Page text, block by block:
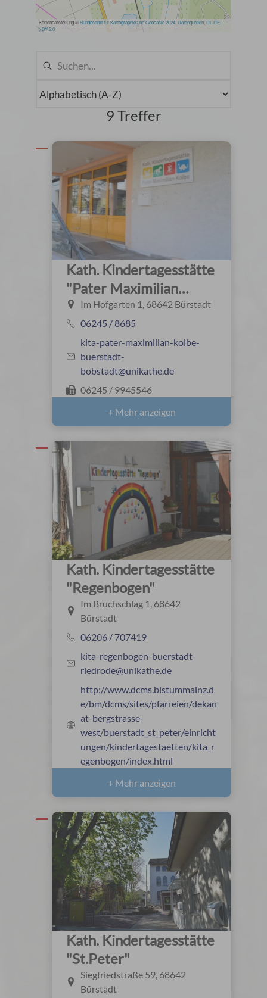
9 Treffer
Kath. Kindertagesstätte
"Pater Maximilian
Kolbe"
Im Hofgarten 1, 68642 Bürstadt
06245 / 8685
kita-pater-maximilian-kolbe-
buerstadt-
bobstadt@unikathe.de
06245 / 9945546
+ Mehr anzeigen
Kath. Kindertagesstätte
"Regenbogen"
Im Bruchschlag 1, 68642
Bürstadt
06206 / 707419
kita-regenbogen-buerstadt-
riedrode@unikathe.de
http://www.dcms.bistummainz.d
e/bm/dcms/sites/pfarreien/dekan
at-bergstrasse-
west/buerstadt_st_peter/einricht
ungen/kindertagestaetten/kita_r
egenbogen/index.html
+ Mehr anzeigen
Kath. Kindertagesstätte
"St.Peter"
Siegfriedstraße 59, 68642
Bürstadt